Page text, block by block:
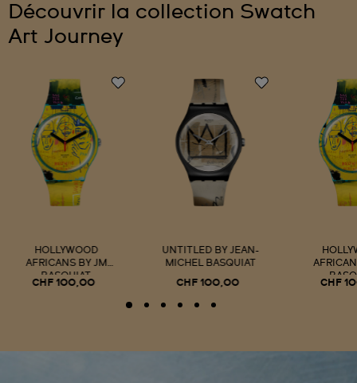
Découvrir la collection Swatch
Art Journey
HOLLYWOOD
AFRICANS BY JM
BASQUIAT
CHF 100,00
UNTITLED BY JEAN-
MICHEL BASQUIAT
CHF 100,00 CHF